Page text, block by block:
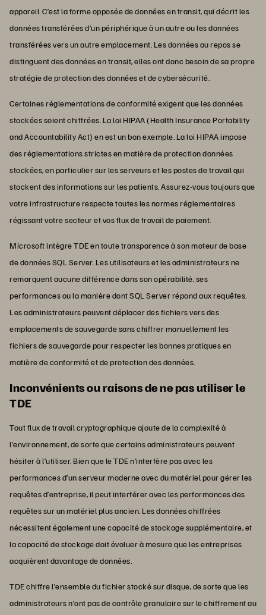
appareil. C’est la forme opposée de données en transit, qui décrit les
données transférées d’un périphérique à un autre ou les données
transférées vers un autre emplacement. Les données au repos se
distinguent des données en transit, elles ont donc besoin de sa propre
stratégie de protection des données et de cybersécurité.
Certaines réglementations de conformité exigent que les données
stockées soient chiffrées. La loi HIPAA (Health Insurance Portability
and Accountability Act) en est un bon exemple. La loi HIPAA impose
des réglementations strictes en matière de protection données
stockées, en particulier sur les serveurs et les postes de travail qui
stockent des informations sur les patients. Assurez-vous toujours que
votre infrastructure respecte toutes les normes réglementaires
régissant votre secteur et vos flux de travail de paiement.
Microsoft intègre TDE en toute transparence à son moteur de base
de données SQL Server. Les utilisateurs et les administrateurs ne
remarquent aucune différence dans son opérabilité, ses
performances ou la manière dont SQL Server répond aux requêtes.
Les administrateurs peuvent déplacer des fichiers vers des
emplacements de sauvegarde sans chiffrer manuellement les
fichiers de sauvegarde pour respecter les bonnes pratiques en
matière de conformité et de protection des données.
Inconvénients ou raisons de ne pas utiliser le
TDE
Tout flux de travail cryptographique ajoute de la complexité à
l’environnement, de sorte que certains administrateurs peuvent
hésiter à l’utiliser. Bien que le TDE n’interfère pas avec les
performances d’un serveur moderne avec du matériel pour gérer les
requêtes d’entreprise, il peut interférer avec les performances des
requêtes sur un matériel plus ancien. Les données chiffrées
nécessitent également une capacité de stockage supplémentaire, et
la capacité de stockage doit évoluer à mesure que les entreprises
acquièrent davantage de données.
TDE chiffre l’ensemble du fichier stocké sur disque, de sorte que les
administrateurs n’ont pas de contrôle granulaire sur le chiffrement au